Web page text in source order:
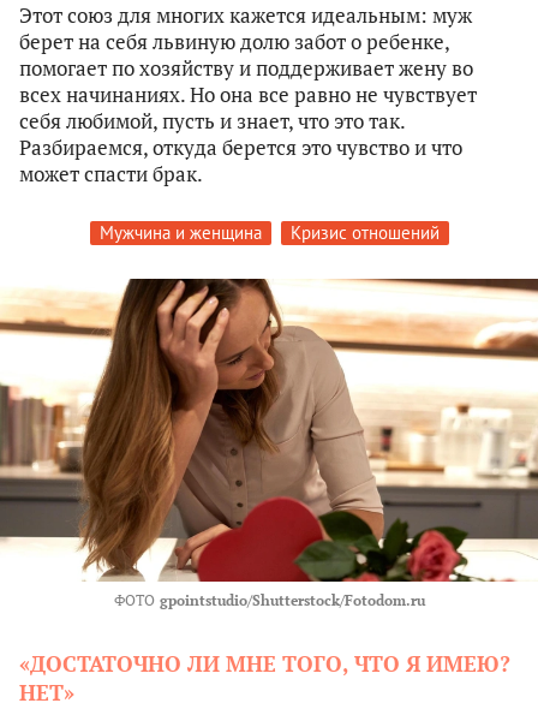
Этот союз для многих кажется идеальным: муж
берет на себя львиную долю забот о ребенке,
помогает по хозяйству и поддерживает жену во
всех начинаниях. Но она все равно не чувствует
себя любимой, пусть и знает, что это так.
Разбираемся, откуда берется это чувство и что
может спасти брак.
Мужчина и женщина Кризис отношений
ФОТО gpointstudio/Shutterstock/Fotodom.ru
«ДОСТАТОЧНО ЛИ МНЕ ТОГО, ЧТО Я ИМЕЮ?
НЕТ»